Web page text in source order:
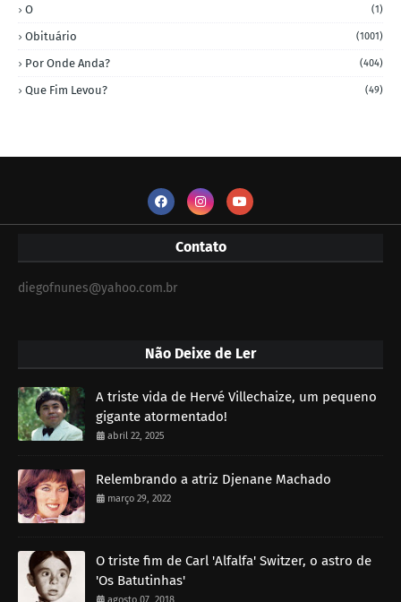
O (1)
Obituário (1001)
Por Onde Anda? (404)
Que Fim Levou? (49)
Contato
diegofnunes@yahoo.com.br
Não Deixe de Ler
A triste vida de Hervé Villechaize, um pequeno
gigante atormentado!
abril 22, 2025
Relembrando a atriz Djenane Machado
março 29, 2022
O triste fim de Carl 'Alfalfa' Switzer, o astro de
'Os Batutinhas'
agosto 07, 2018